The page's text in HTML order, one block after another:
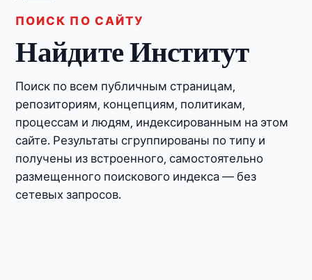
ПОИСК ПО САЙТУ
Найдите Институт
Поиск по всем публичным страницам,
репозиториям, концепциям, политикам,
процессам и людям, индексированным на этом
сайте. Результаты сгруппированы по типу и
получены из встроенного, самостоятельно
размещенного поискового индекса — без
сетевых запросов.